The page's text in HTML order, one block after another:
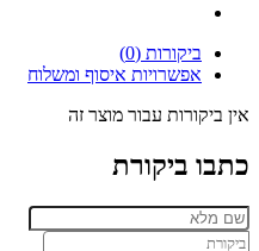
ביקורות (0)
אפשרויות איסוף ומשלוח
אין ביקורות עבור מוצר זה
כתבו ביקורת